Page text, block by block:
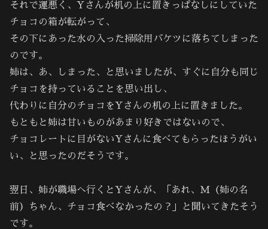
それで運悪く、Yさんが机の上に置きっぱなしにしていた
チョコの箱が転がって、
その下にあった水の入った掃除用バケツに落ちてしまった
のです。
姉は、あ、しまった、と思いましたが、すぐに自分も同じ
チョコを持っていることを思い出し、
代わりに自分のチョコをYさんの机の上に置きました。
もともと姉は甘いものがあまり好きではないので、
チョコレートに目がないYさんに食べてもらったほうがい
い、と思ったのだそうです。
翌日、姉が職場へ行くとYさんが、「あれ、M（姉の名
前）ちゃん、チョコ食べなかったの？」と聞いてきたそう
です。